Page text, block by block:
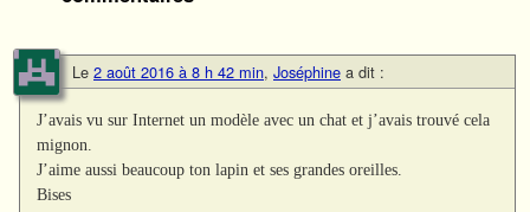
Le 2 août 2016 à 8 h 42 min, Joséphine a dit :
J’avais vu sur Internet un modèle avec un chat et j’avais trouvé cela
mignon.
J’aime aussi beaucoup ton lapin et ses grandes oreilles.
Bises